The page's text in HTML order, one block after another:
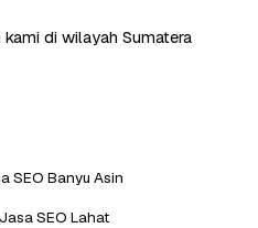
di wilayah Sumatera
SEO Banyu Asin
Jasa SEO Lahat